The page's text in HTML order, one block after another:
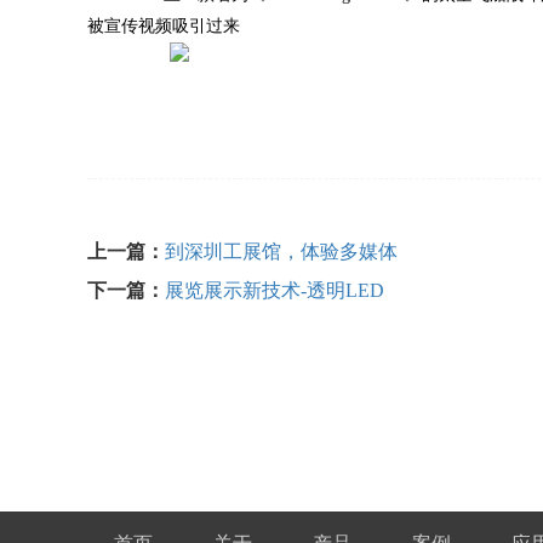
被宣传视频吸引过来
上一篇： 到深圳工展馆，体验多媒体
下一篇： 展览展示新技术-透明LED